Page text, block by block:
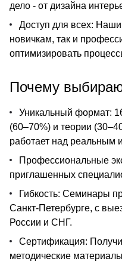
дело - от дизайна
Доступ для всех:
новичкам, так и
оптимизировать
Почему
Уникальный формат:
(60–70%) и теории
работает над реальным
Профессиональные
приглашенных
Гибкость: Семинары
Санкт-Петербурге, с
России и СНГ.
Сертификация:
методические